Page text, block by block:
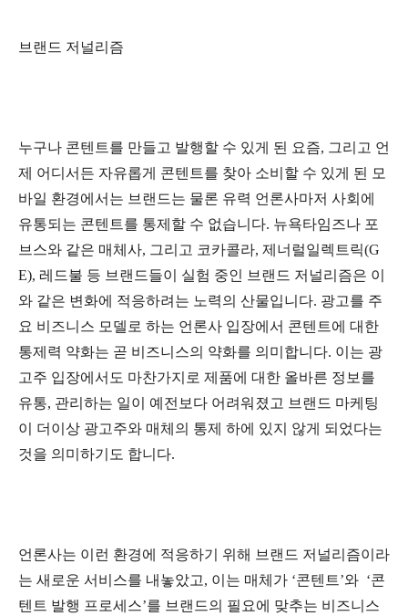
브랜드 저널리즘
누구나 콘텐트를 만들고 발행할 수 있게 된 요즘, 그리고 언
제 어디서든 자유롭게 콘텐트를 찾아 소비할 수 있게 된 모
바일 환경에서는 브랜드는 물론 유력 언론사마저 사회에
유통되는 콘텐트를 통제할 수 없습니다. 뉴욕타임즈나 포
브스와 같은 매체사, 그리고 코카콜라, 제너럴일렉트릭(G
E), 레드불 등 브랜드들이 실험 중인 브랜드 저널리즘은 이
와 같은 변화에 적응하려는 노력의 산물입니다. 광고를 주
요 비즈니스 모델로 하는 언론사 입장에서 콘텐트에 대한
통제력 약화는 곧 비즈니스의 약화를 의미합니다. 이는 광
고주 입장에서도 마찬가지로 제품에 대한 올바른 정보를
유통, 관리하는 일이 예전보다 어려워졌고 브랜드 마케팅
이 더이상 광고주와 매체의 통제 하에 있지 않게 되었다는
것을 의미하기도 합니다.
언론사는 이런 환경에 적응하기 위해 브랜드 저널리즘이라
는 새로운 서비스를 내놓았고, 이는 매체가 ‘콘텐트’와 ‘콘
텐트 발행 프로세스’를 브랜드의 필요에 맞추는 비즈니스